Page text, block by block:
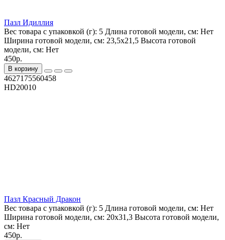
Пазл Идиллия
Вес товара с упаковкой (г): 5 Длина готовой модели, см: Нет
Ширина готовой модели, см: 23,5х21,5 Высота готовой
модели, см: Нет
450р.
В корзину
4627175560458
HD20010
Пазл Красный Дракон
Вес товара с упаковкой (г): 5 Длина готовой модели, см: Нет
Ширина готовой модели, см: 20х31,3 Высота готовой модели,
см: Нет
450р.